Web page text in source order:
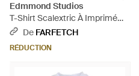
Edmmond Studios
T-Shirt Scalextric À Imprimé
Graphique - Bleu
De FARFETCH
RÉDUCTION